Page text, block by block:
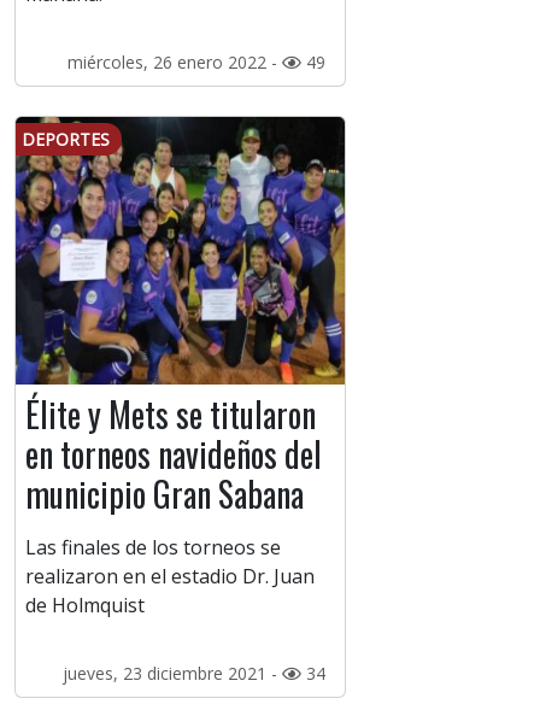
miércoles, 26 enero 2022 - 49
DEPORTES
Élite y Mets se titularon
en torneos navideños del
municipio Gran Sabana
Las finales de los torneos se
realizaron en el estadio Dr. Juan
de Holmquist
jueves, 23 diciembre 2021 - 34